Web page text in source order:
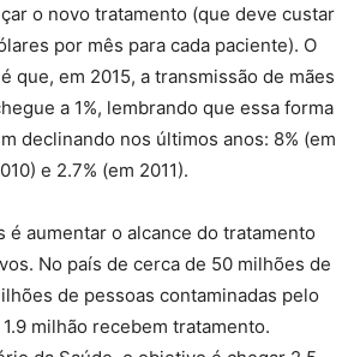
o novo tratamento (que deve custar
por mês para cada paciente). O
que, em 2015, a transmissão de mães
a 1%, lembrando que essa forma
declinando nos últimos anos: 8% (em
e 2.7% (em 2011).
é aumentar o alcance do tratamento
No país de cerca de 50 milhões de
de pessoas contaminadas pelo
milhão recebem tratamento.